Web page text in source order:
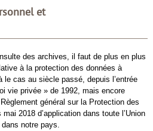
et
des archives, il faut de plus en plus
à la protection des données à
le cas au siècle passé, depuis l’entrée
vie privée » de 1992, mais encore
général sur la Protection des
2018 d’application dans toute l’Union
notre pays.